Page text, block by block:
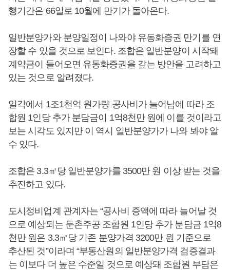
행기간은 66일로 10월에 만기가 돌아온다.
일반분양가와 분양일정이 나와야 유동화증권 만기를 연
장할 수 있을 것으로 보인다. 조합은 일반분양이 시작돼
계약금이 들어오면 유동화증권을 갚는 방안을 고려하고
있는 것으로 알려졌다.
일각에서 1조1천억 원가량 공사비가 늘어남에 따라 조
합원 1인당 추가 분담금이 1억8천만 원에 이를 것이라고
보는 시각도 있지만 이 역시 일반분양가가 나와 봐야 알
수 있다.
조합은 3.3㎡당 일반분양가를 3500만 원 이상 받는 것을
추진하고 있다.
도시정비업계 관계자는 “공사비 증액에 따라 늘어날 것
으로 예상되는 둔촌주공 조합원 1인당 추가 분담금 1억8
천만 원은 3.3㎡당 기존 분양가격 3200만 원 기준으로
추산된 것”이라며 “부동산원의 일반분양가격 검증결과
는 이보다 더 높은 수준일 것으로 예상돼 조합원 부담은